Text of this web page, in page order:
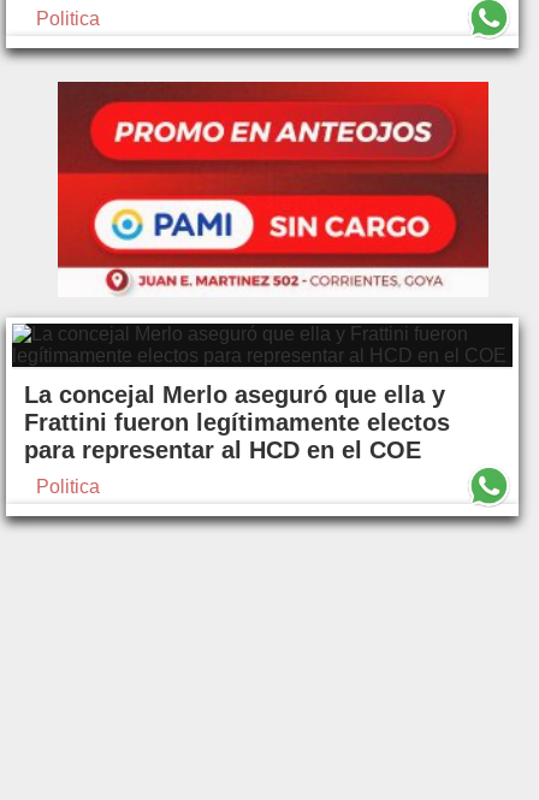
Politica
La concejal Merlo aseguró que ella y
Frattini fueron legítimamente electos
para representar al HCD en el COE
Politica